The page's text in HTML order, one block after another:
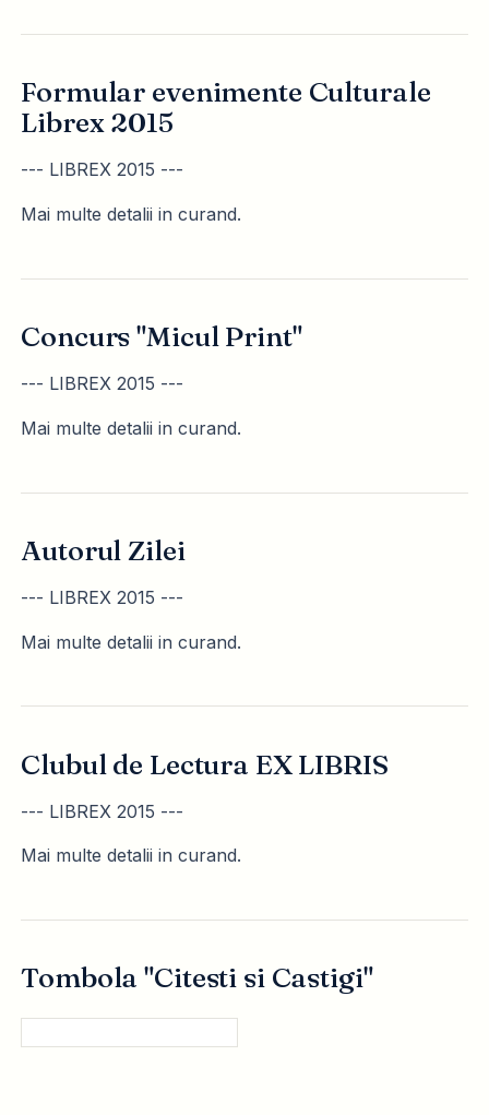
Formular evenimente Culturale
Librex 2015
--- LIBREX 2015 ---
Mai multe detalii in curand.
Concurs "Micul Print"
--- LIBREX 2015 ---
Mai multe detalii in curand.
Autorul Zilei
--- LIBREX 2015 ---
Mai multe detalii in curand.
Clubul de Lectura EX LIBRIS
--- LIBREX 2015 ---
Mai multe detalii in curand.
Tombola "Citesti si Castigi"